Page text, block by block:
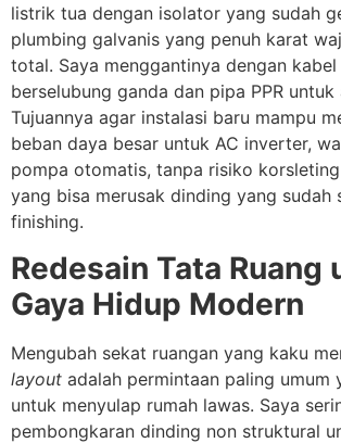
listrik tua dengan isolator yang sudah
plumbing galvanis yang penuh karat
total. Saya menggantinya dengan
berselubung ganda dan pipa PPR untuk
Tujuannya agar instalasi baru mampu
beban daya besar untuk AC inverter,
pompa otomatis, tanpa risiko
yang bisa merusak dinding yang sudah
finishing.
Redesain Tata Ruang
Gaya Hidup Modern
Mengubah sekat ruangan yang kaku
layout adalah permintaan paling umum
untuk menyulap rumah lawas. Saya
pembongkaran dinding non struktural